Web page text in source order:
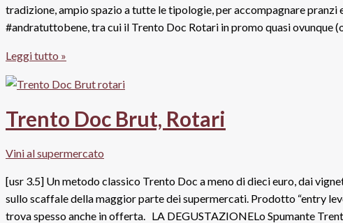
tradizione, ampio spazio a tutte le tipologie, per accompagnare pranzi
#andratuttobene, tra cui il Trento Doc Rotari in promo quasi ovunque
Pasqua
al
supermercato,
quarantena
i
vini
in
promozione
Leggi tutto »
Trento Doc Brut, Rotari
Vini al supermercato
[usr 3.5] Un metodo classico Trento Doc a meno di dieci euro, dai
sullo scaffale della maggior parte dei supermercati. Prodotto “entry
trova spesso anche in offerta. LA DEGUSTAZIONELo Spumante